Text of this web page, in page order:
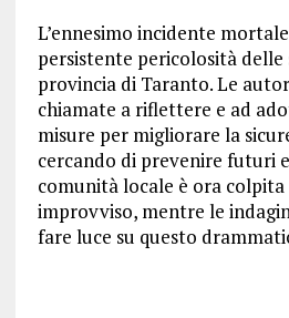
L’ennesimo incidente
persistente pericolosità
provincia di Taranto. Le
chiamate a riflettere e ad
misure per migliorare la
cercando di prevenire futuri
comunità locale è ora
improvviso, mentre le
fare luce su questo